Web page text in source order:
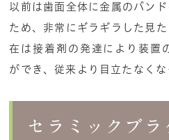
以前は歯面全体に金属のバン
ため、非常にギラギラした見
在は接着剤の発達により装置
ができ、従来より目立たなくな
セラミックブラ